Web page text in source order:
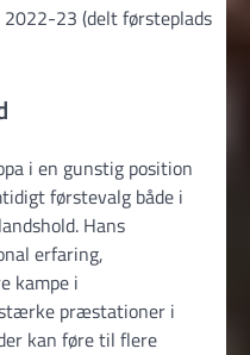
2022-23 (delt førsteplads
i en gunstig position
førstevalg både i
Hans
erfaring,
kampe i
præstationer i
kan føre til flere